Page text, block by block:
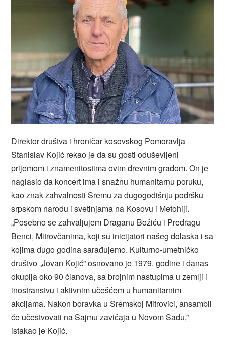
Direktor društva i hroničar kosovskog Pomoravlja
Stanislav Kojić rekao je da su gosti oduševljeni
prijemom i znamenitostima ovim drevnim gradom. On je
naglasio da koncert ima i snažnu humanitarnu poruku,
kao znak zahvalnosti Sremu za dugogodišnju podršku
srpskom narodu i svetinjama na Kosovu i Metohiji.
„Posebno se zahvaljujem Draganu Božiću i Predragu
Benci, Mitrovčanima, koji su inicijatori našeg dolaska i sa
kojima dugo godina sarađujemo. Kulturno-umetničko
društvo „Jovan Kojić” osnovano je 1979. godine i danas
okuplja oko 90 članova, sa brojnim nastupima u zemlji i
inostranstvu i aktivnim učešćem u humanitarnim
akcijama. Nakon boravka u Sremskoj Mitrovici, ansambli
će učestvovati na Sajmu zavičaja u Novom Sadu,”
istakao je Kojić.